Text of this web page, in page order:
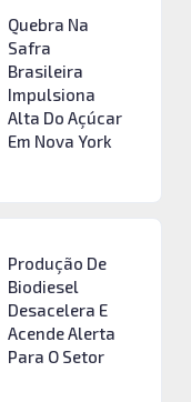
Quebra Na
Safra
Brasileira
Impulsiona
Alta Do Açúcar
Em Nova York
Produção De
Biodiesel
Desacelera E
Acende Alerta
Para O Setor